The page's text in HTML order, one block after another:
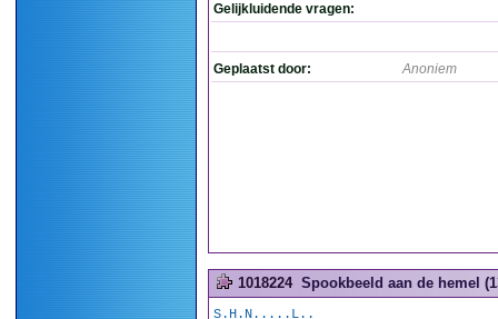
Gelijkluidende vragen:
Geplaatst door: Anoniem
1018224 Spookbeeld aan de hemel
S.H.N.....L..